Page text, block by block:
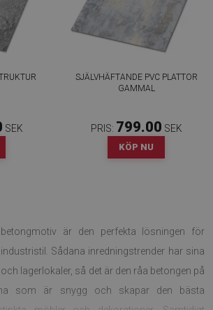
SEK
SJÄLVHÄFTANDE PVC PLATTOR
GAMMAL
PRIS: 799.00 SEK
KÖP NU
är den perfekta lösningen för
Sådana inredningstrender har sina
lagerlokaler, så det är den råa betongen på
som är snygg och skapar den bästa